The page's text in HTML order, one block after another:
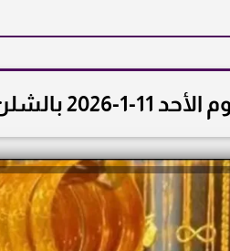
الأمريكي